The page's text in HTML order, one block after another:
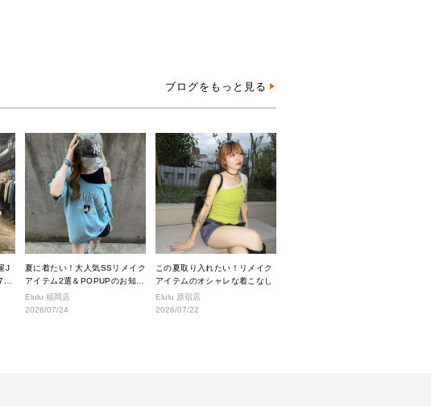
ブログをもっと見る
J
夏に着たい！大人気SSリメイク
アイテム2選＆POPUPのお知ら
せ
Elulu 福岡店
2026/07/24
この夏取り入れたい！リメイク
アイテムのオシャレな着こなし
Elulu 原宿店
2026/07/22